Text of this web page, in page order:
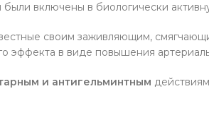
включены в биологически
своим заживляющим,
эффекта в виде повышения
и антигельминтным